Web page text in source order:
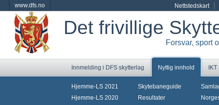
www.dfs.no Nettstedskart
Det frivillige
Forsvar, sport
Innmelding i DFS skytterlag Nyttig innhold
Hjemme-LS 2021
Hjemme-LS 2020
Skytebaneguide
Resultater